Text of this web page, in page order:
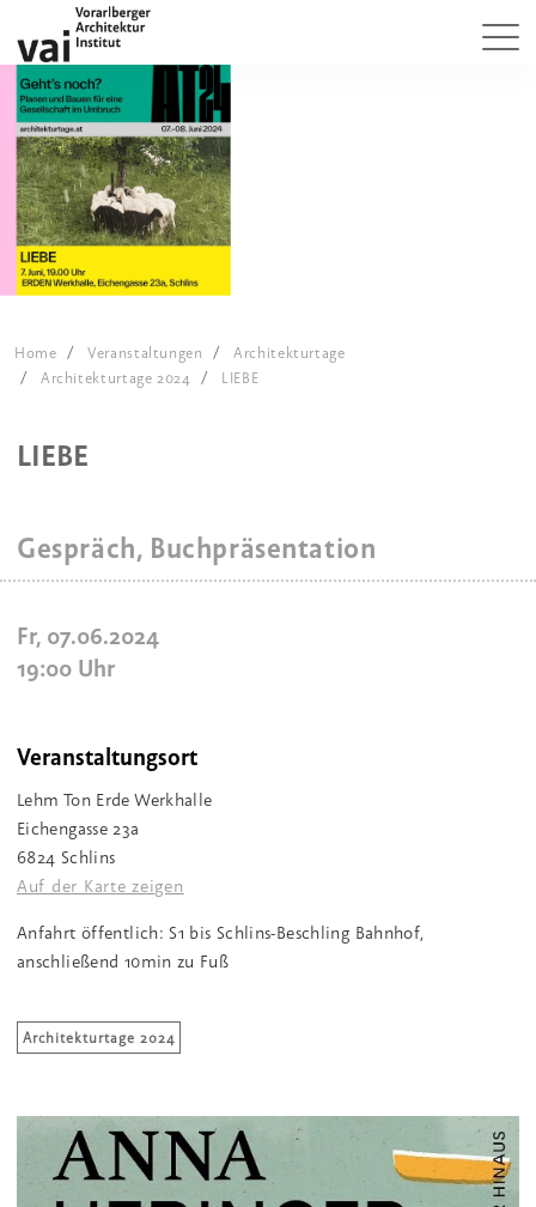
Home Veranstaltungen
Architekturtage
Architekturtage 2024
LIEBE
LIEBE
Gespräch, Buchpräsentation
Fr, 07.06.2024
19:00 Uhr
Veranstaltungsort
Lehm Ton Erde Werkhalle
Eichengasse 23a
6824 Schlins
Auf der Karte zeigen
Anfahrt öffentlich: S1 bis Schlins-Beschling Bahnhof,
anschließend 10min zu Fuß
Architekturtage 2024